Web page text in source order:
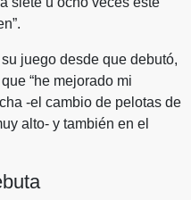
juego desde que debutó,
“he mejorado mi
-el cambio de pelotas de
alto- y también en el